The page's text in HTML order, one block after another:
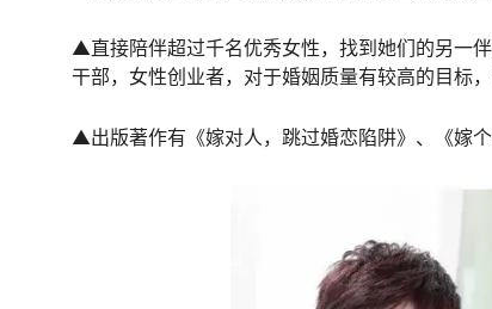
▲直接陪伴超过千名优秀女性，找到她们的另一
干部，女性创业者，对于婚姻质量有较高的目标
▲出版著作有《嫁对人，跳过婚恋陷阱》、《嫁